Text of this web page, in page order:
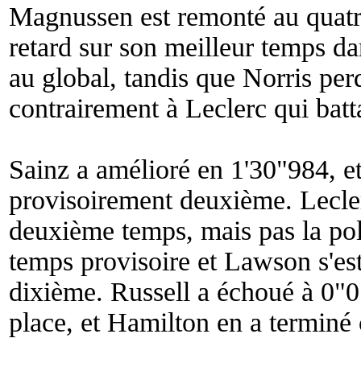
Magnussen est remonté au
retard sur son meilleur temps
au global, tandis que Norris
contrairement à Leclerc qui
Sainz a amélioré en 1'30"984,
provisoirement deuxième.
deuxième temps, mais pas la
temps provisoire et Lawson
dixième. Russell a échoué à
place, et Hamilton en a terminé